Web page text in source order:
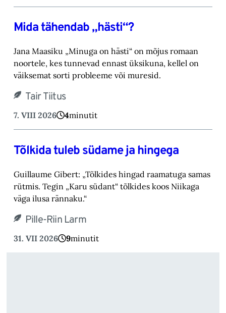
Mida tähendab „hästi“?
Jana Maasiku „Minuga on hästi“ on mõjus romaan
noortele, kes tunnevad ennast üksikuna, ‎kellel on
väiksemat sorti probleeme või muresid.‎
Tair Tiitus
7. VIII 2026 4minutit
Tõlkida tuleb südame ja hingega
Guillaume Gibert: „Tõlkides hingad raamatuga samas
rütmis. Tegin „Karu südant“ tõlkides koos Niikaga
väga ilusa rännaku.“
Pille-Riin Larm
31. VII 2026 9minutit